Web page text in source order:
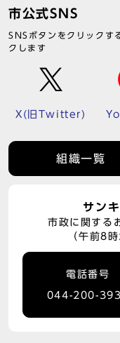
市公式SNS
SNSボタンをクリックす
クします
X(旧Twitter)
組織一覧
サン
市政に関する
（午前8
電話番号
044-200-